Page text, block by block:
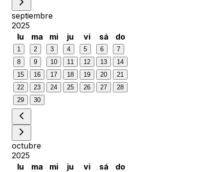
septiembre
2025
lu
ma mi ju vi sá do
1 2 3 4 5 6
7
8
9 10 11 12 13
14
15
16 17 18 19 20
21
22
23 24 25 26 27
28
29
30
octubre
2025
lu
ma mi ju vi sá do